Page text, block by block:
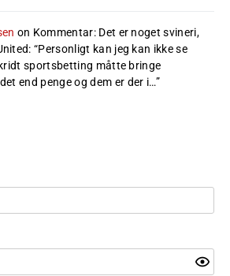
on Kommentar: Det er noget svineri,
: “Personligt kan jeg kan ikke se
sportsbetting måtte bringe
end penge og dem er der i…”